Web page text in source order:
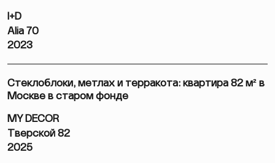
I+D
Alia 70
2023
Стеклоблоки, метлах и терракота: квартира 82 м² в
Москве в старом фонде
MY DECOR
Тверской 82
2025